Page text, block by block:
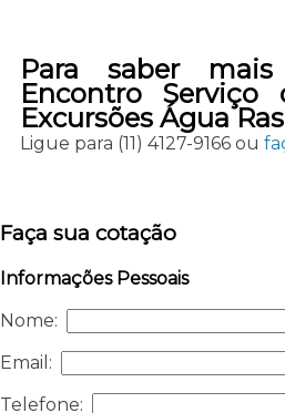
Para saber
Encontro Serviço
Excursões Água
Ligue para (11) 4127-9166ou
Faça sua cotação
Informações Pessoais
Nome:
Email:
Telefone: